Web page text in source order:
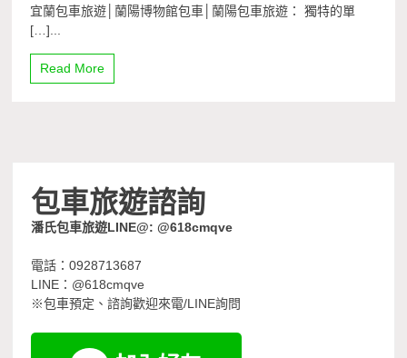
宜蘭包車旅遊│蘭陽博物館包車│蘭陽包車旅遊： 獨特的單
[…]...
Read More
包車旅遊諮詢
潘氏包車旅遊LINE@: @618cmqve
電話：0928713687
LINE：@618cmqve
※包車預定、諮詢歡迎來電/LINE詢問